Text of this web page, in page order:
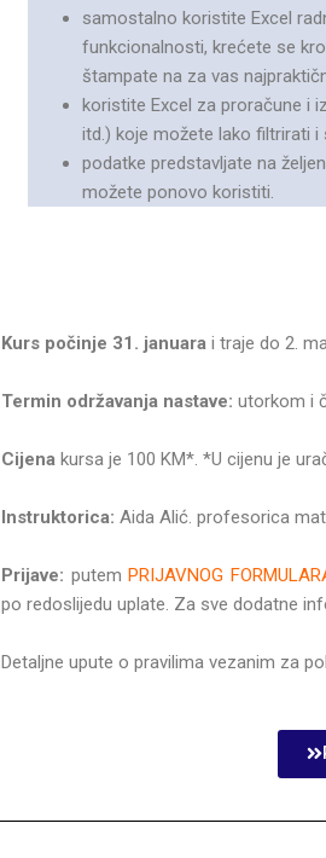
samostalno koristite Excel
funkcionalnosti, krećete se
štampate na za vas
koristite Excel za proračune i
itd.) koje možete lako filtrirati
podatke predstavljate na
možete ponovo koristiti.
Kurs počinje 31. januarai traje do 2.
Termin održavanja nastave: utorkom i
Cijena kursa je 100 KM*. *U cijenu je
Instruktorica:Aida Alić. profesorica
Prijave: putem PRIJAVNOG
po redoslijedu uplate. Za sve dodatne
Detaljne upute o pravilima vezanim za